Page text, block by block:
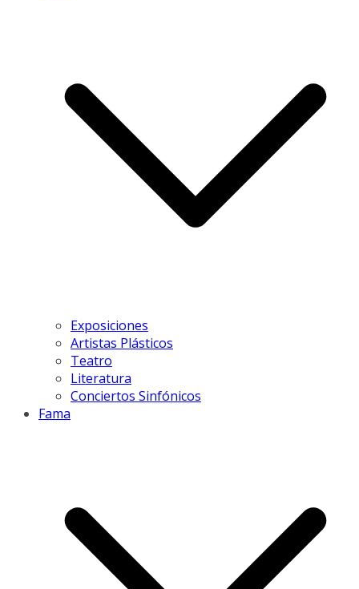
Exposiciones
Artistas Plásticos
Teatro
Literatura
Conciertos Sinfónicos
Fama